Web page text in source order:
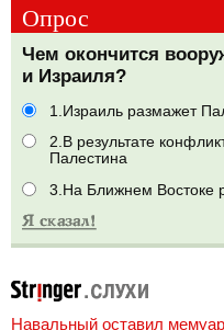
Опрос
Чем окончится
и Израиля?
1.Израиль размажет
2.В результате
Палестина
3.На Ближнем Востоке
Навальный оставил